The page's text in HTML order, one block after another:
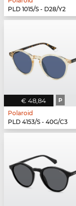
PLD 1015/S - D28/Y2
€ 48,84 P
Polaroid
PLD 4153/S - 40G/C3